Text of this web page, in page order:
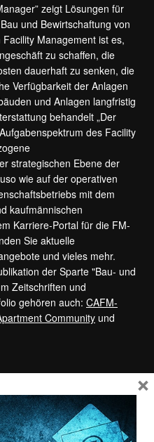
zeigt Lösungen für
und Bewirtschaftung von
Management ist es,
zu schaffen, die
dauerhaft zu senken, die
Verfügbarkeit der Anlagen
und Anlagen langfristig
behandelt „Der
des Facility
strategischen Ebene der
wie auf der operativen
mit dem
kaufmännischen
Karriere-Portal für die FM-
Sie aktuelle
und vieles mehr.
der Sparte "Bau- und
Zeitschriften und
gehören auch: CAFM-
Community und
zeitschriften.de
Vertrag widerrufen
×